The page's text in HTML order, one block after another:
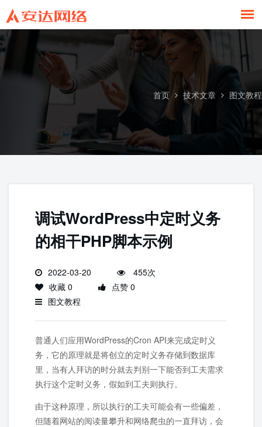
图文教程
首页 技术文章 图文教程
调试WordPress中定时义务
的相干PHP脚本示例
2022-03-20
455次
收藏 0
点赞 0
图文教程
普通人们应用WordPress的Cron API来完成定时义
务，它的原理就是将创立的定时义务存储到数据库
里，当有人拜访的时分就去判别一下能否到工夫需求
执行这个定时义务，假如到工夫则执行。
由于这种原理，所以执行的工夫可能会有一些偏差，
但随着网站的阅读量攀升和网络爬虫的一直拜访，会